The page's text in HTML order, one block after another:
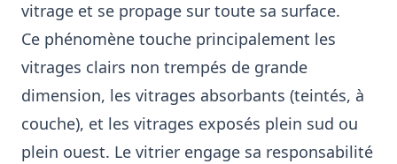
vitrage et se propage sur toute sa surface.
Ce phénomène touche principalement les
vitrages clairs non trempés de grande
dimension, les vitrages absorbants (teintés, à
couche), et les vitrages exposés plein sud ou
plein ouest. Le vitrier engage sa responsabilité